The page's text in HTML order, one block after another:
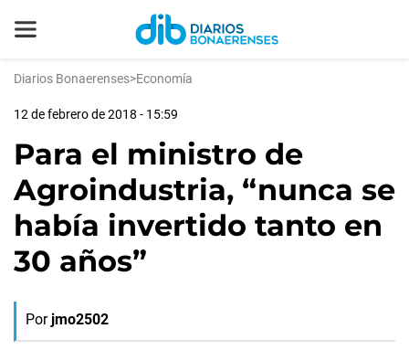
Diarios Bonaerenses>Economía
12 de febrero de 2018 - 15:59
Para el ministro de
Agroindustria, “nunca se
había invertido tanto en
30 años”
Por jmo2502